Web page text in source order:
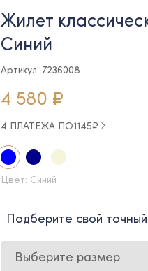
Жилет
Синий
Артикул: 7236008
4 580 ₽
4 ПЛАТЕЖА ПО1145₽
Цвет: Синий
Подберите свой
Выберите размер